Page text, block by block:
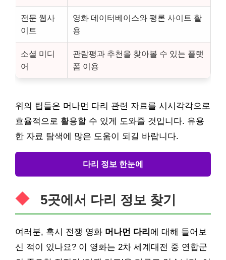
전문 웹사
이트
영화 데이터베이스와 평론 사이트 활
용
소셜 미디
어
관람평과 추천을 찾아볼 수 있는 플랫
폼 이용
위의 팁들은 머나먼 다리 관련 자료를 시시각각으로
효율적으로 활용할 수 있게 도와줄 것입니다. 유용
한 자료 탐색에 많은 도움이 되길 바랍니다.
다리 정보 한눈에
5곳에서 다리 정보 찾기
여러분, 혹시 전쟁 영화 머나먼 다리 에 대해 들어보
신 적이 있나요? 이 영화는 2차 세계대전 중 연합군